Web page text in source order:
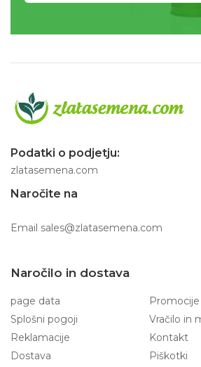
Podatki o podjetju:
zlatasemena.com
Naročite na
Email sales@zlatasemena.com
Naročilo in dostava
page data
Promocije
Splošni pogoji
Vračilo in
Reklamacije
Kontakt
Dostava
Piškotki